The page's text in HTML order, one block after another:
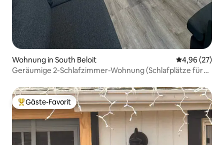
Wohnung in South Beloit
4,96 (27)
Geräumige 2-Schlafzimmer-Wohnung (Schlafplätze für
Beliebter Gäste-Favorit.
Gäste-Favorit